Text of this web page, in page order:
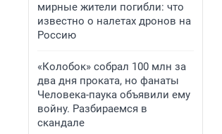
мирные жители погибли: что
известно о налетах дронов на
Россию
«Колобок» собрал 100 млн за
два дня проката, но фанаты
Человека-паука объявили ему
войну. Разбираемся в
скандале